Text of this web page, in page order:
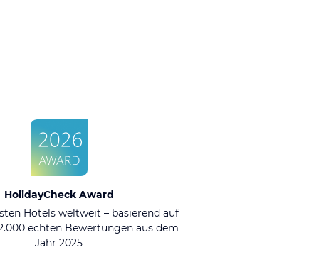
HolidayCheck Award
Hotels weltweit – basierend auf
echten Bewertungen aus dem
Jahr 2025